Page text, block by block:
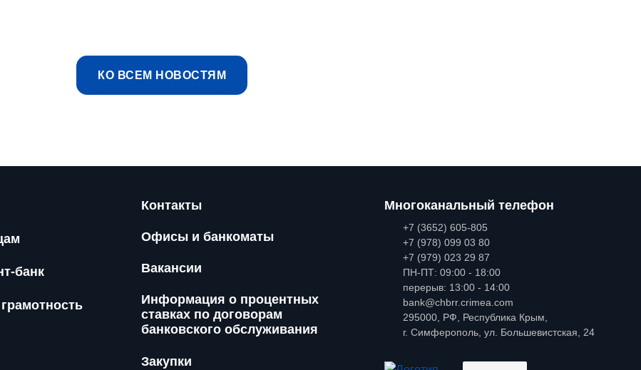
КО ВСЕМ НОВОСТЯМ
банк
Контакты
Офисы и банкоматы
Вакансии
Информация о процентных
ставках по договорам
банковского обслуживания
Закупки
Многоканальный телефон
+7 (3652) 605-805
+7 (978) 099 03 80
+7 (979) 023 29 87
ПН-ПТ: 09:00 - 18:00
перерыв: 13:00 - 14:00
bank@chbrr.crimea.com
295000, РФ, Республика Крым,
г. Симферополь, ул. Большевистская, 24